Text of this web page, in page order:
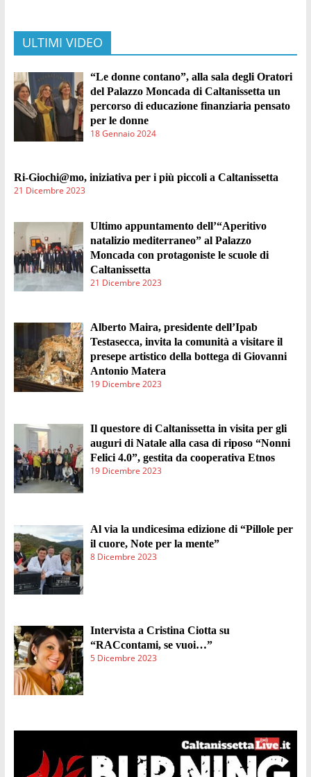
ULTIMI VIDEO
“Le donne contano”, alla sala degli Oratori
del Palazzo Moncada di Caltanissetta un
percorso di educazione finanziaria pensato
per le donne
18 Gennaio 2024
Ri-Giochi@mo, iniziativa per i più piccoli a Caltanissetta
21 Dicembre 2023
Ultimo appuntamento dell’“Aperitivo
natalizio mediterraneo” al Palazzo
Moncada con protagoniste le scuole di
Caltanissetta
21 Dicembre 2023
Alberto Maira, presidente dell’Ipab
Testasecca, invita la comunità a visitare il
presepe artistico della bottega di Giovanni
Antonio Matera
19 Dicembre 2023
Il questore di Caltanissetta in visita per gli
auguri di Natale alla casa di riposo “Nonni
Felici 4.0”, gestita da cooperativa Etnos
19 Dicembre 2023
Al via la undicesima edizione di “Pillole per
il cuore, Note per la mente”
8 Dicembre 2023
Intervista a Cristina Ciotta su
“RACcontami, se vuoi…”
5 Dicembre 2023